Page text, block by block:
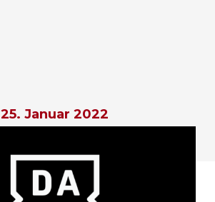
25. Januar 2022